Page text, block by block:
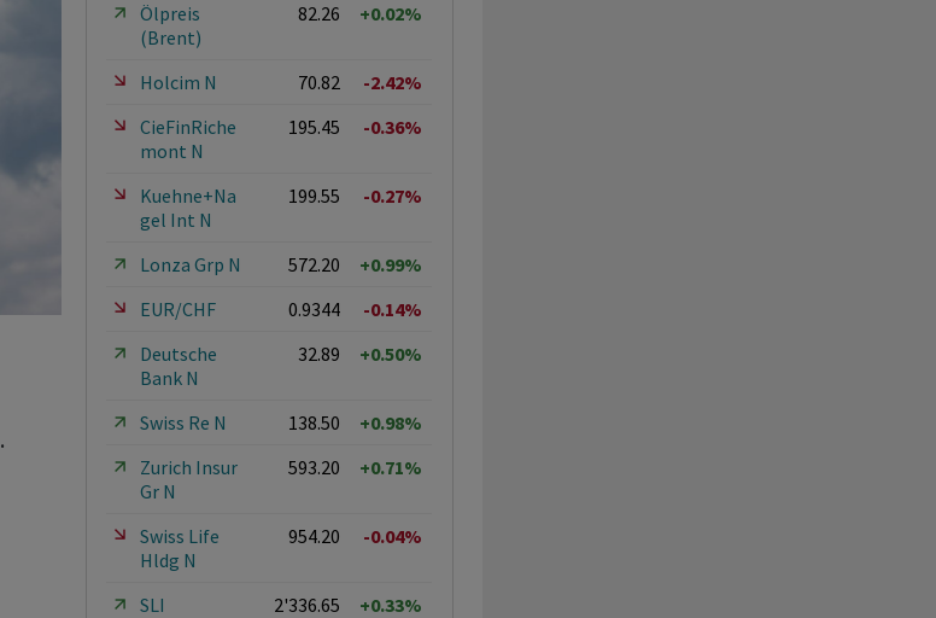
.
Ölpreis
(Brent)
82.26 +0.02%
Holcim N 70.82
-2.42%
CieFinRiche
mont N
195.45 -0.36%
Kuehne+Na
gel Int N
199.55 -0.27%
Lonza Grp N 572.20
+0.99%
EUR/CHF
0.9344
-0.14%
Deutsche
Bank N
32.89 +0.50%
Swiss Re N 138.50
+0.98%
Zurich Insur
Gr N
593.20 +0.71%
Swiss Life
Hldg N
954.20 -0.04%
SLI 2'336.65
+0.33%